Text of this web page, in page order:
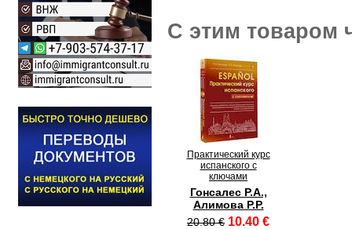
С этим товаром
Практический курс
испанского с
ключами
Гонсалес Р.А.,
Алимова Р.Р.
20.80 € 10.40 €